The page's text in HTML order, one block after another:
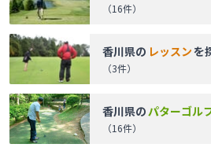
（16件）
香川県の レッスンを
（3件）
香川県のパターゴル
（16件）